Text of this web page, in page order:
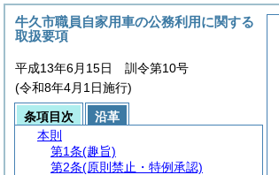
牛久市職員自家用車の公務利用に関する
取扱要項
平成13年6月15日 訓令第10号
(令和8年4月1日施行)
条項目次
沿革
本則
第1条(趣旨)
第2条(原則禁止・特例承認)